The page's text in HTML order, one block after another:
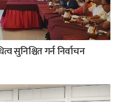
सुनिश्चित गर्न निर्वाचन